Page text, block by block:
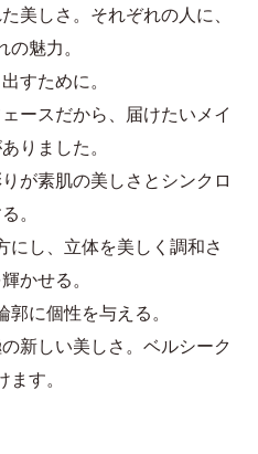
美しさ。それぞれの人に、
の魅力。
すために。
ースだから、届けたいメイ
りました。
が素肌の美しさとシンクロ
。
にし、立体を美しく調和さ
かせる。
に個性を与える。
新しい美しさ。ベルシーク
ます。